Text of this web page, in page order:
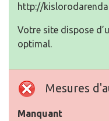
http://
Votre site dispose
optimal.
Mesures
Manquant